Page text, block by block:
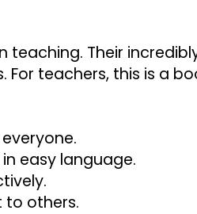
Their
For teachers, this is a
easy language.
to others.